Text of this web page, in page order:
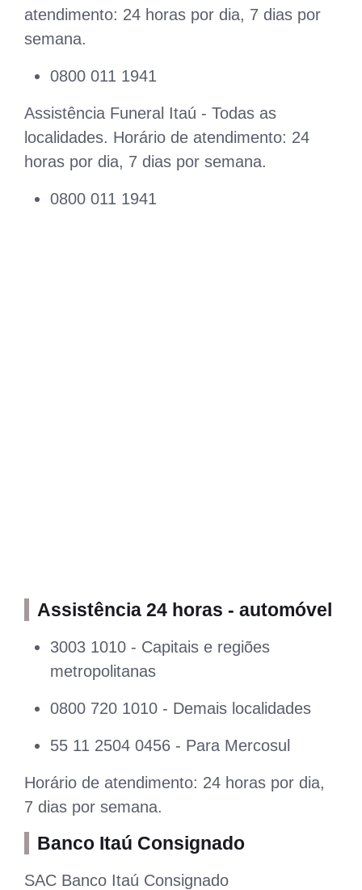
atendimento: 24 horas por dia, 7 dias por
semana.
0800 011 1941
Assistência Funeral Itaú - Todas as
localidades. Horário de atendimento: 24
horas por dia, 7 dias por semana.
0800 011 1941
Assistência 24 horas - automóvel
3003 1010 - Capitais e regiões
metropolitanas
0800 720 1010 - Demais localidades
55 11 2504 0456 - Para Mercosul
Horário de atendimento: 24 horas por dia,
7 dias por semana.
Banco Itaú Consignado
SAC Banco Itaú Consignado